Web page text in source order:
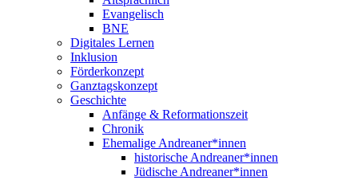
Evangelisch
BNE
Digitales Lernen
Inklusion
Förderkonzept
Ganztagskonzept
Geschichte
Anfänge & Reformationszeit
Chronik
Ehemalige Andreaner*innen
historische Andreaner*innen
Jüdische Andreaner*innen